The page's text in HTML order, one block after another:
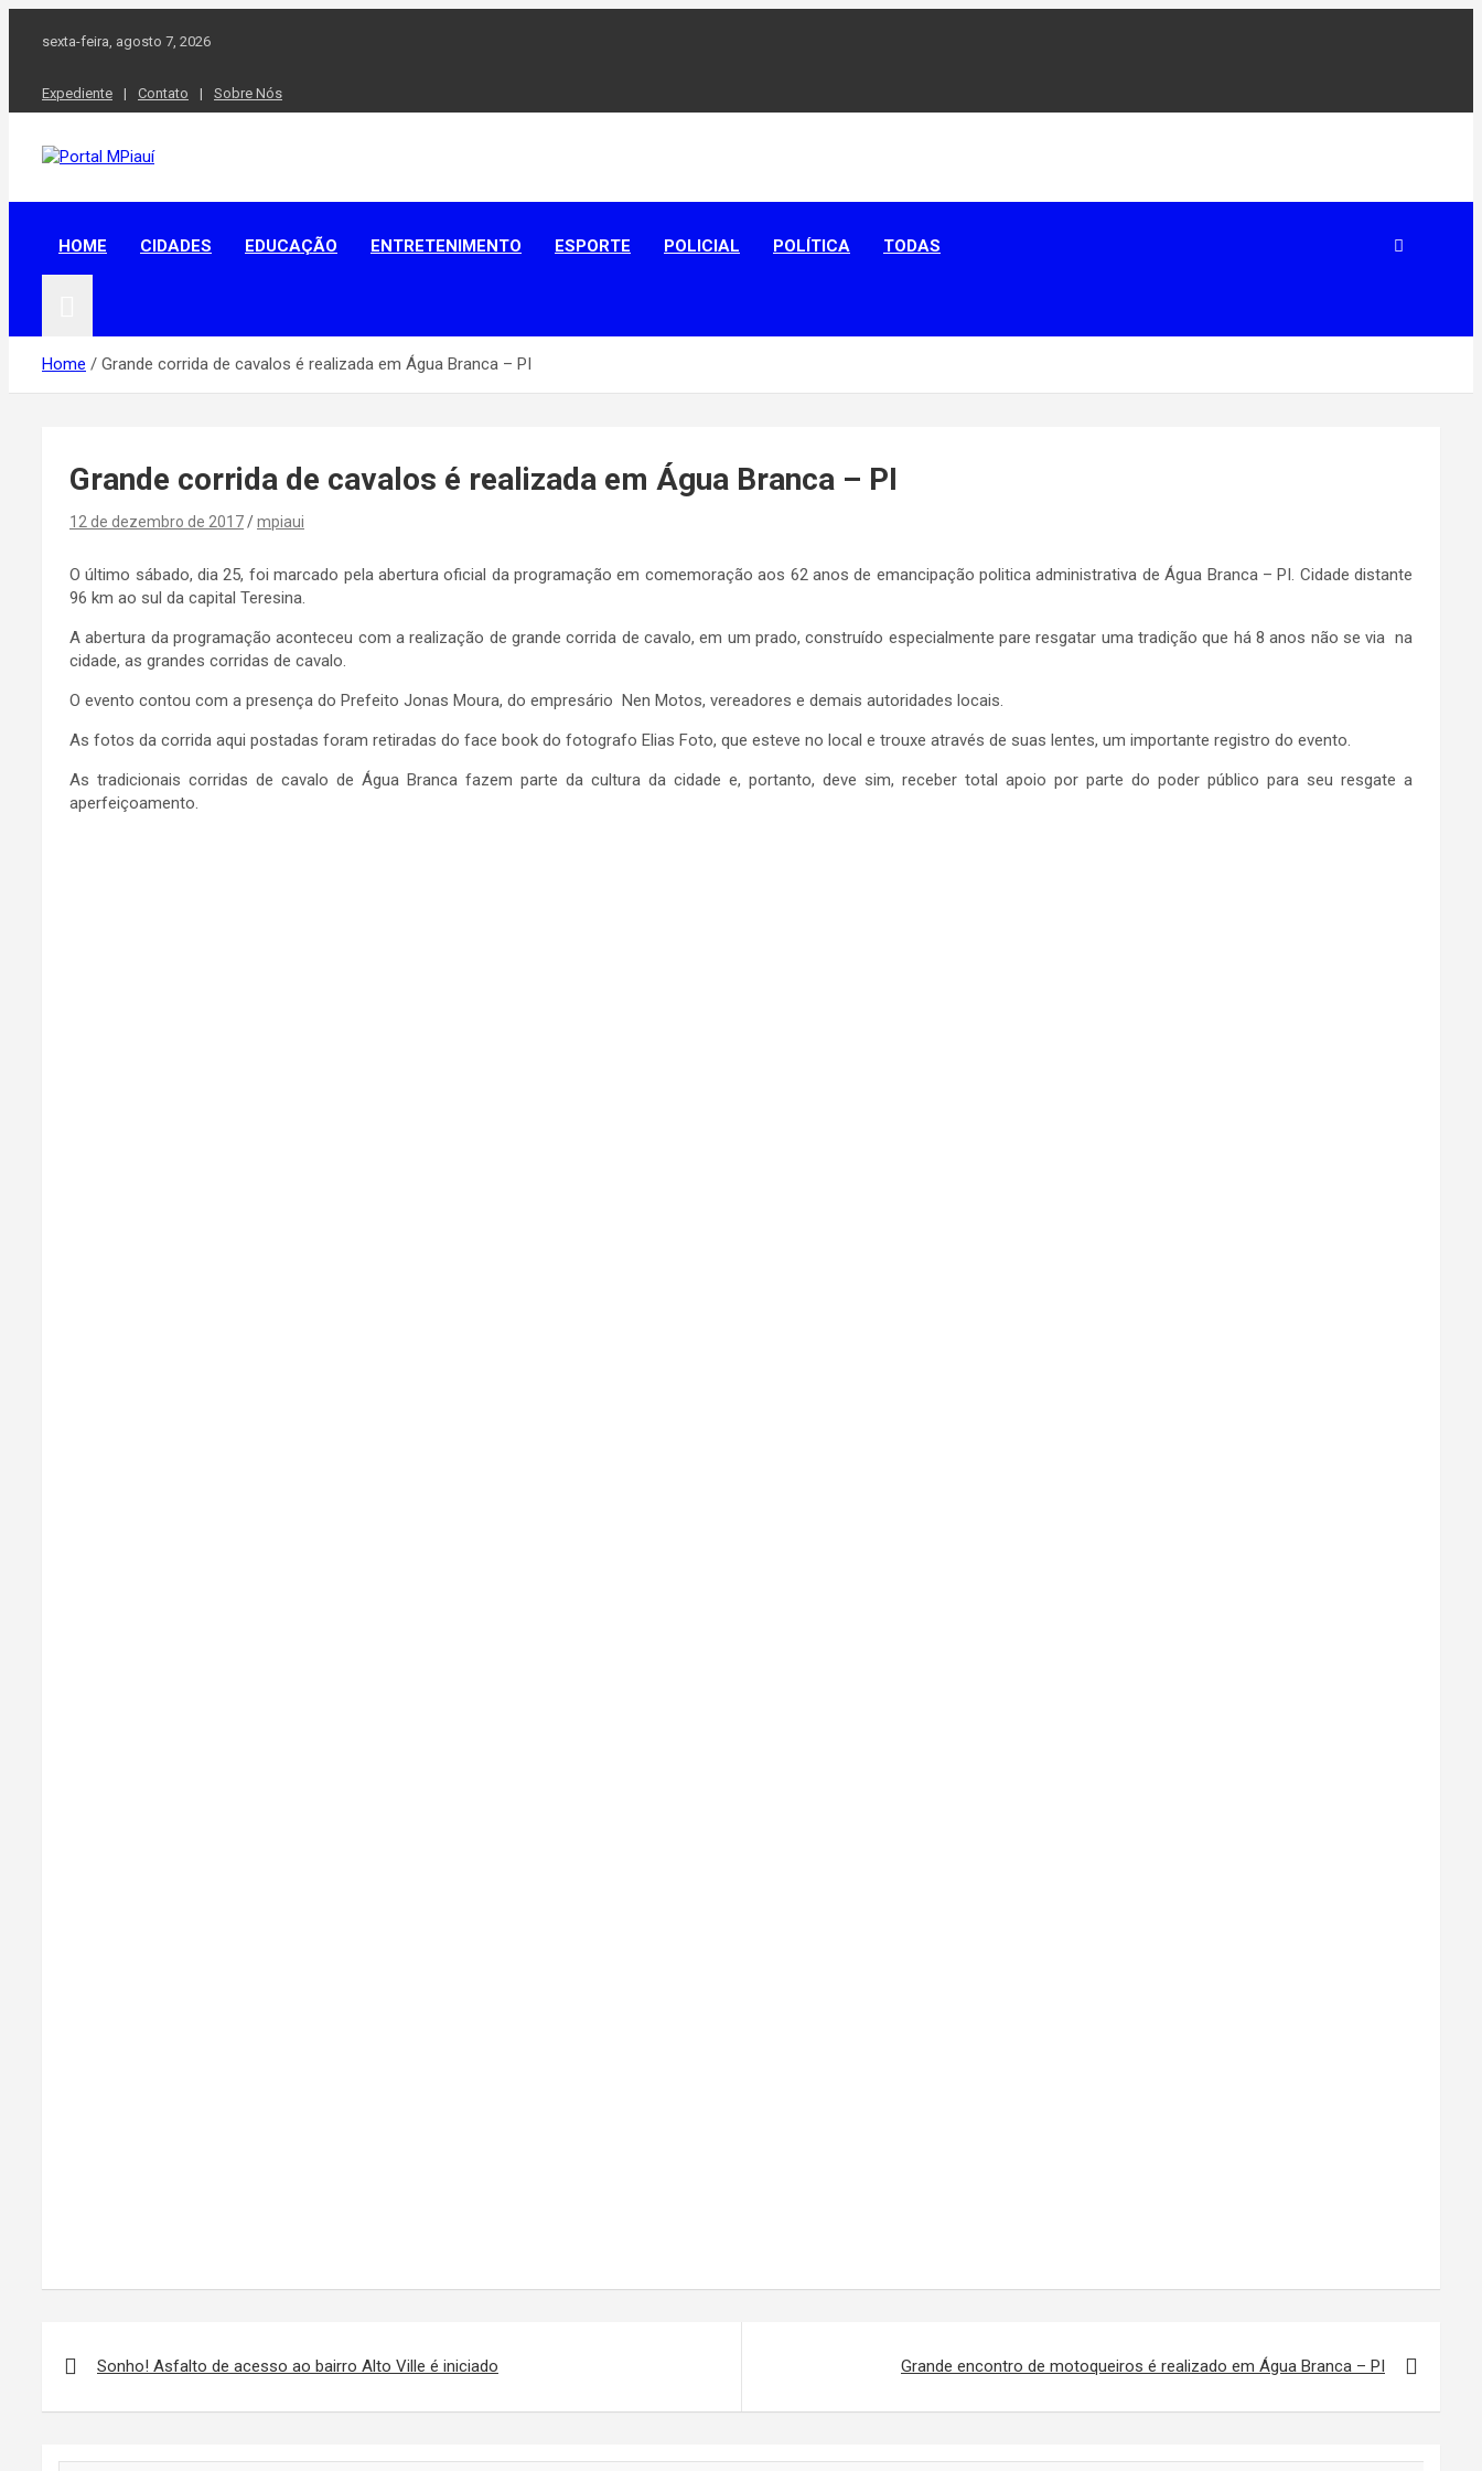
sexta-feira, agosto 7, 2026
Expediente Contato Sobre Nós
Portal MPiauí
HOME CIDADES EDUCAÇÃO ENTRETENIMENTO ESPORTE POLICIAL POLÍTICA TODAS
Home Grande corrida de cavalos é realizada em Água Branca – PI
Grande corrida de cavalos é realizada em Água Branca – PI
12 de dezembro de 2017 mpiaui
O último sábado, dia 25, foi marcado pela abertura oficial da programação em comemoração aos 62 anos de emancipação politica administrativa de Água Branca – PI. Cidade distante
96 km ao sul da capital Teresina.
A abertura da programação aconteceu com a realização de grande corrida de cavalo, em um prado, construído especialmente pare resgatar uma tradição que há 8 anos não se via na
cidade, as grandes corridas de cavalo.
O evento contou com a presença do Prefeito Jonas Moura, do empresário Nen Motos, vereadores e demais autoridades locais.
As fotos da corrida aqui postadas foram retiradas do face book do fotografo Elias Foto, que esteve no local e trouxe através de suas lentes, um importante registro do evento.
As tradicionais corridas de cavalo de Água Branca fazem parte da cultura da cidade e, portanto, deve sim, receber total apoio por parte do poder público para seu resgate a
aperfeiçoamento.
de
Sonho! Asfalto de acesso ao bairro Alto Ville é iniciado Grande encontro de motoqueiros é realizado em Água Branca – PI